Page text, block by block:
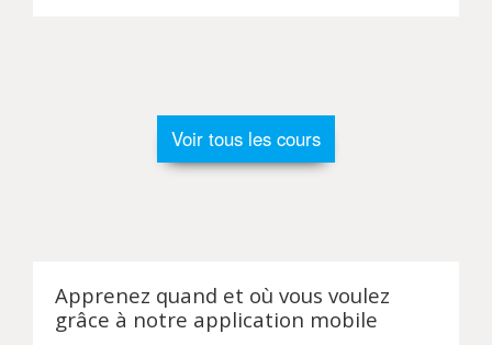
Voir tous les cours
Apprenez quand et où vous voulez
grâce à notre application mobile